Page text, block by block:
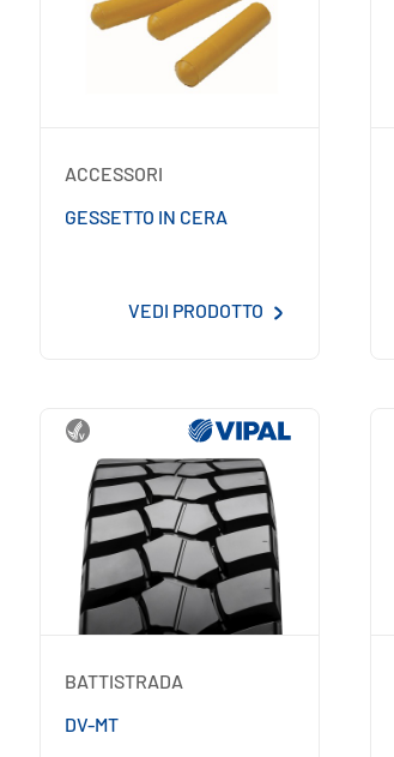
ACCESSORI
GESSETTO IN CERA
VEDI PRODOTTO
BATTISTRADA
DV-MT